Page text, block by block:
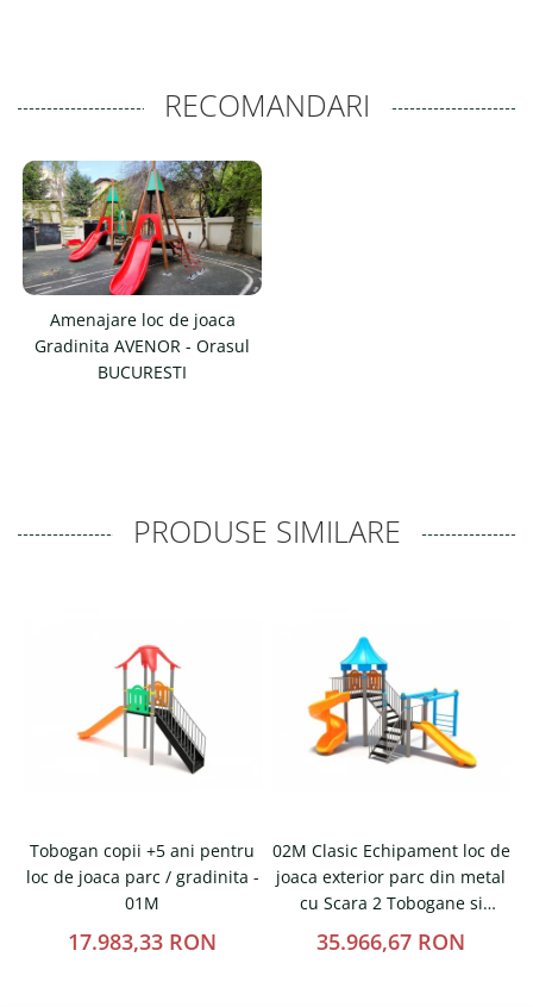
RECOMANDARI
Amenajare loc de joaca
Gradinita AVENOR - Orasul
BUCURESTI
PRODUSE SIMILARE
Tobogan copii +5 ani pentru
loc de joaca parc / gradinita -
01M
17.983,33 RON
02M Clasic Echipament loc de
joaca exterior parc din metal
cu Scara 2 Tobogane si
Cataratoare
35.966,67 RON